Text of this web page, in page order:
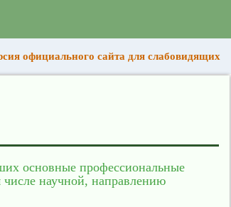
официального сайта для слабовидящих
основные профессиональные
числе научной, направлению